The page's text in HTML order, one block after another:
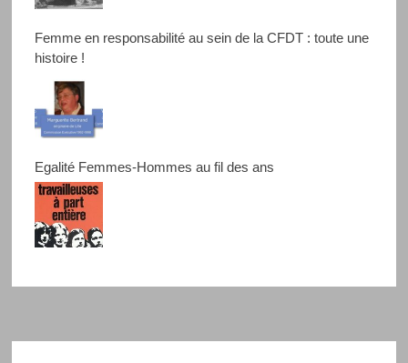
Femme en responsabilité au sein de la CFDT : toute une
histoire !
Egalité Femmes-Hommes au fil des ans